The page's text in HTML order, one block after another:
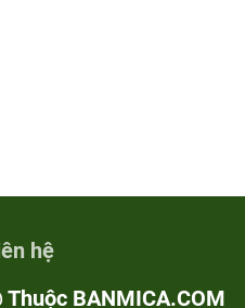
hệ
Thuộc BANMICA.COM